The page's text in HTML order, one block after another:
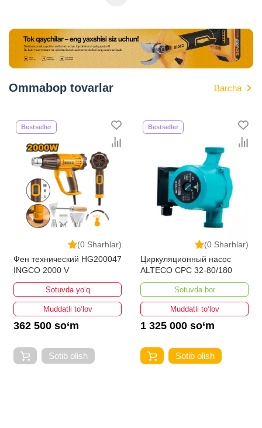
Ommabop tovarlar Barcha
(0 Sharhlar)
Bestseller
Фен технический HG200047
INGCO 2000 V
Sotuvda yo‘q
Muddatli to‘lov
362 500 so‘m
Sotib olish
(0 Sharhlar)
Bestseller
Циркуляционный насос
ALTECO CPC 32-80/180
Sotuvda bor
Muddatli to‘lov
1 325 000 so‘m
Sotib olish